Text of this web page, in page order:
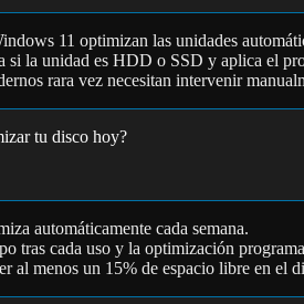
11 optimizan las unidades
si la unidad es HDD o SSD y aplica el
rara vez necesitan intervenir
tu disco hoy?
automáticamente cada semana.
tras cada uso y la optimización
al menos un 15% de espacio libre en el